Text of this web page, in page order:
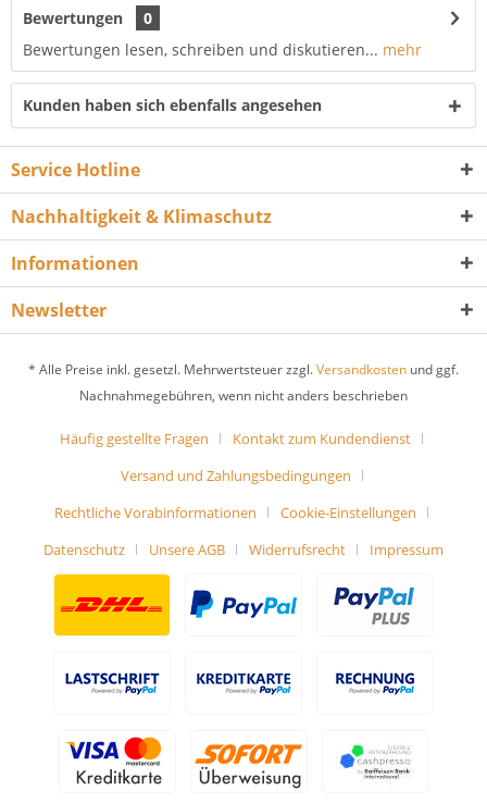
Bewertungen
0
Bewertungen lesen, schreiben und diskutieren... mehr
Kunden haben sich ebenfalls angesehen
Service Hotline
Nachhaltigkeit & Klimaschutz
Informationen
Newsletter
* Alle Preise inkl. gesetzl. Mehrwertsteuer zzgl.Versandkosten und ggf.
Nachnahmegebühren, wenn nicht anders beschrieben
Häufig gestellte Fragen
Kontakt zum Kundendienst
Versand und Zahlungsbedingungen
Rechtliche Vorabinformationen
Cookie-Einstellungen
Datenschutz
Unsere AGB Widerrufsrecht Impressum